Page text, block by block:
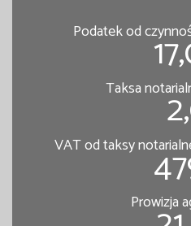
Podatek od
Taksa
VAT od taksy
Prowizja